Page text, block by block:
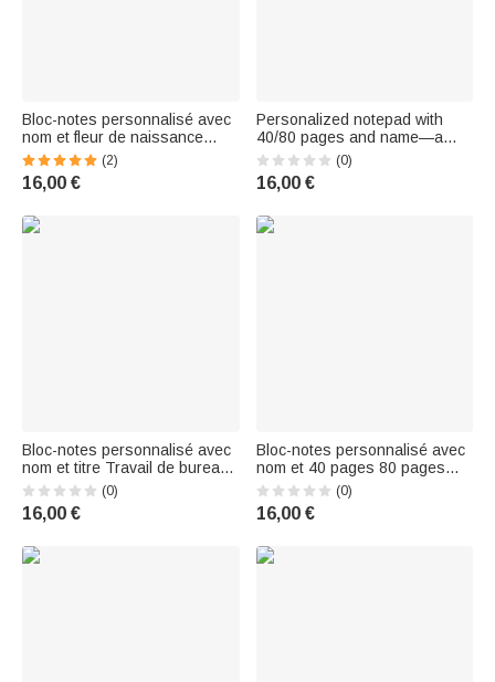
Bloc-notes personnalisé avec
nom et fleur de naissance
Fournitures de papeterie
Journée des enseignants
Cadeau d'anniversaire pour la
amoureux des livres
(2)
16,00 €
Personalized notepad with
40/80 pages and name—a
back-to-school appreciation
gift for book lovers, friends,
and students
(0)
16,00 €
Bloc-notes personnalisé avec
nom et titre Travail de bureau
Liste de choses à faire
Papeterie Appréciation
Cadeau d'anniversaire pour
Employés de bureau
(0)
16,00 €
Bloc-notes personnalisé avec
nom et 40 pages 80 pages
Retour à l'école Cadeau
d'anniversaire pour
enseignants Éducateurs
(0)
16,00 €